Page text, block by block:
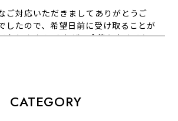
ご対応いただきましてありがとうご
したので、希望日前に受け取ることが
おります！ またぜひ今後ともよろし
01/16
CATEGORY